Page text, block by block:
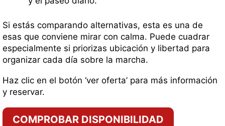
Si estás comparando alternativas, esta es una de
esas que conviene mirar con calma. Puede cuadrar
especialmente si priorizas ubicación y libertad para
organizar cada día sobre la marcha.
Haz clic en el botón ‘ver oferta’ para más información
y reservar.
COMPROBAR DISPONIBILIDAD